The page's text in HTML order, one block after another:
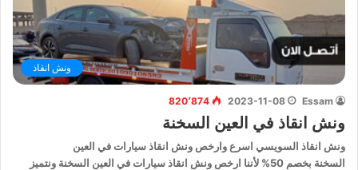
ونش انقاذ
Essam
2023-11-08 820٬874
ونش انقاذ في العين السخنة
ونش انقاذ السويسي اسرع وارخص ونش انقاذ سيارات في العين
السخنة بخصم 50% لأننا ارخص ونش انقاذ سيارات في العين السخنة ونتميز